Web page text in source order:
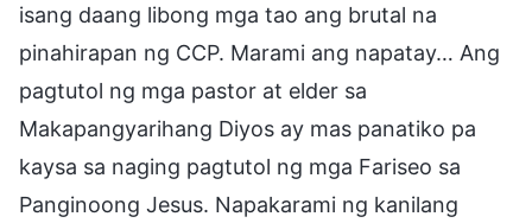
isang daang libong mga tao ang brutal na
pinahirapan ng CCP. Marami ang napatay… Ang
pagtutol ng mga pastor at elder sa
Makapangyarihang Diyos ay mas panatiko pa
kaysa sa naging pagtutol ng mga Fariseo sa
Panginoong Jesus. Napakarami ng kanilang